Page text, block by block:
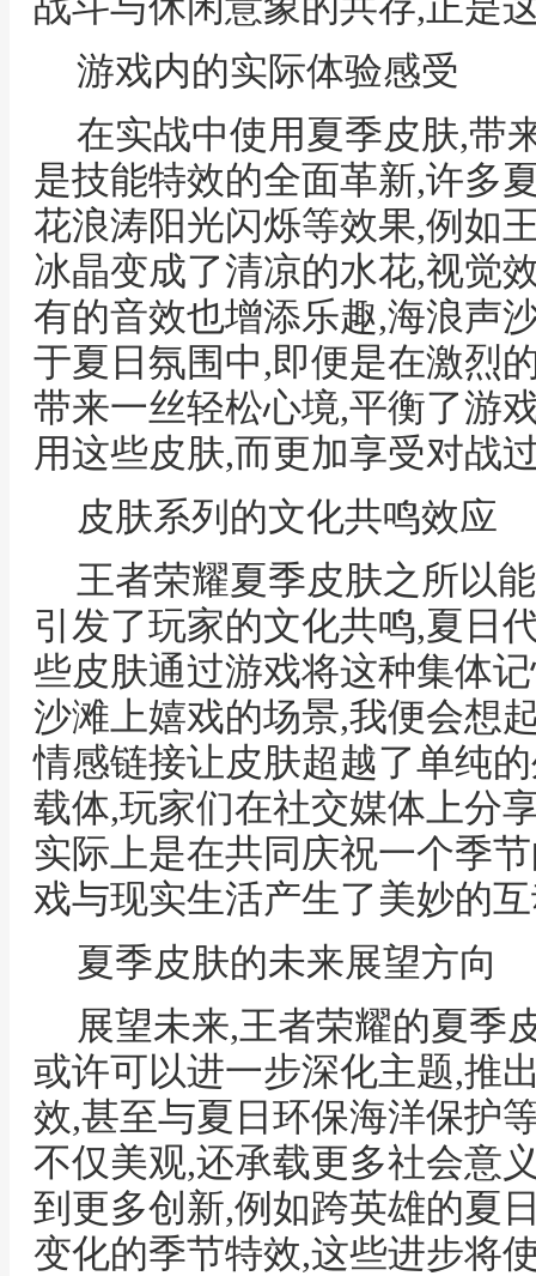
游戏内的实际体验感受
在实战中使用夏季皮肤,带
是技能特效的全面革新,许多
花浪涛阳光闪烁等效果,例如
冰晶变成了清凉的水花,视觉
有的音效也增添乐趣,海浪声
于夏日氛围中,即便是在激烈
带来一丝轻松心境,平衡了游
用这些皮肤,而更加享受对战
皮肤系列的文化共鸣效应
王者荣耀夏季皮肤之所以
引发了玩家的文化共鸣,夏日
些皮肤通过游戏将这种集体
沙滩上嬉戏的场景,我便会想
情感链接让皮肤超越了单纯
载体,玩家们在社交媒体上分
实际上是在共同庆祝一个季
戏与现实生活产生了美妙的
夏季皮肤的未来展望方向
展望未来,王者荣耀的夏季
或许可以进一步深化主题,推
效,甚至与夏日环保海洋保护
不仅美观,还承载更多社会意
到更多创新,例如跨英雄的夏
变化的季节特效,这些进步将